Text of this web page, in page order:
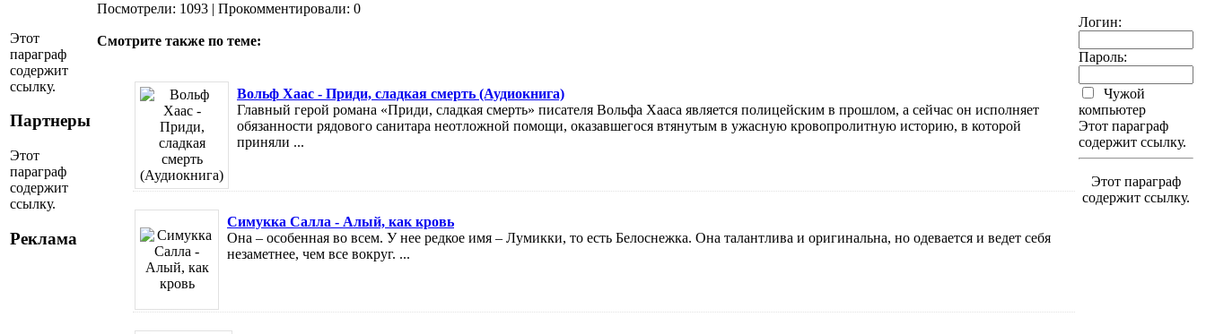
Этот
параграф
содержит
ссылку.
Партнеры
Этот
параграф
содержит
ссылку.
Реклама
Посмотрели: 1093 | Прокомментировали: 0
Смотрите также по теме:
Вольф Хаас - Приди, сладкая смерть (Аудиокнига)
Главный герой романа «Приди, сладкая смерть» писателя Вольфа Хааса является полицейским в прошлом, а сейчас он исполняет
обязанности рядового санитара неотложной помощи, оказавшегося втянутым в ужасную кровопролитную историю, в которой
приняли ...
Симукка Салла - Алый, как кровь
Она – особенная во всем. У нее редкое имя – Лумикки, то есть Белоснежка. Она талантлива и оригинальна, но одевается и ведет себя
незаметнее, чем все вокруг. ...
Логин:
Пароль:
Чужой
компьютер
Этот параграф
содержит ссылку.
Этот параграф
содержит ссылку.